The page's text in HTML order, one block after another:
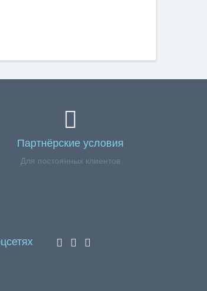
Партнёрские условия
Для постоянных клиентов